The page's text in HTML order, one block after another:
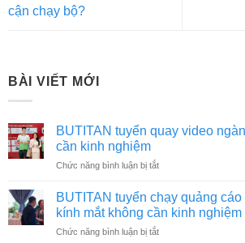
cận chạy bộ?
BÀI VIẾT MỚI
BUTITAN tuyển quay video
cần kinh nghiệm
Chức năng bình luận bị tắtở
tuyển
quay
video
ngành
BUTITAN tuyển chạy quảng
kính mắt không cần kinh nghiệm
Chức năng bình luận bị tắtở